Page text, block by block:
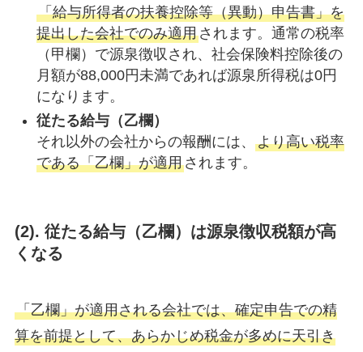
「給与所得者の扶養控除等（異動）申告書」を
提出した会社でのみ適用されます。通常の税率
（甲欄）で源泉徴収され、社会保険料控除後の
月額が88,000円未満であれば源泉所得税は0円
になります。
従たる給与（乙欄）
それ以外の会社からの報酬には、 より高い税率
である「乙欄」が適用されます。
(2). 従たる給与（乙欄）は源泉徴収税額が高
くなる
「乙欄」が適用される会社では、確定申告での精
算を前提として、あらかじめ税金が多めに天引き